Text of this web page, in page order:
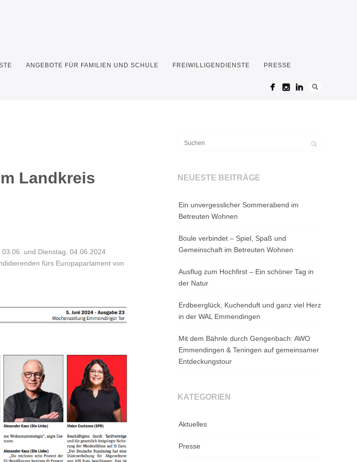
ANGEBOTE FÜR FAMILIEN UND SCHULE FREIWILLIGENDIENSTE PRESSE
Landkreis
und Dienstag, 04.06.2024
fürs Europaparlament von
NEUESTE BEITRÄGE
Ein unvergesslicher Sommerabend im
Betreuten Wohnen
Boule verbindet – Spiel, Spaß und
Gemeinschaft im Betreuten Wohnen
Ausflug zum Hochfirst – Ein schöner Tag in
der Natur
Erdbeerglück, Kuchenduft und ganz viel Herz
in der WAL Emmendingen
Mit dem Bähnle durch Gengenbach: AWO
Emmendingen & Teningen auf gemeinsamer
Entdeckungstour
KATEGORIEN
Aktuelles
Presse